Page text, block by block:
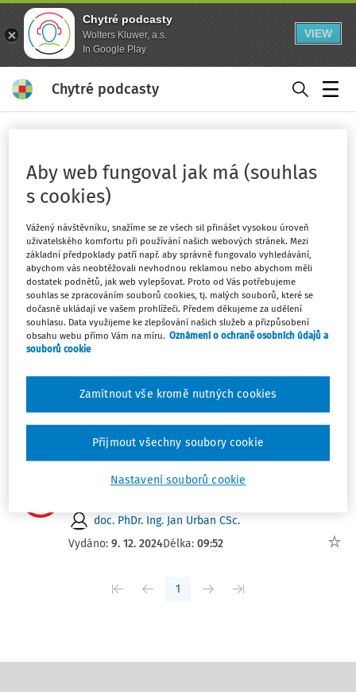
Chytré podcasty
Wolters Kluwer, a.s.
In Google Play
VIEW
Chytré podcasty
influencer - strana 1
Sledovat klíčové slovo
Filtr
Počet vyhledaných dokumentů:2
Řadit podle: Nejnovější Nejstarší
DAŇOVÉ A ÚČETNÍ AKTUALITY
11/2026 (9.-15.3.)
Tým DAUČ
Vydáno:18. 3. 2026Délka:08:30
VÝKLAD PRAXE
doc. PhDr. Ing. Jan Urban CSc.
Vydáno: 9. 12. 2024Délka: 09:52
1
Aby web fungoval jak má (souhlas
s cookies)
Vážený návštěvníku, snažíme se ze všech sil přinášet vysokou úroveň
uživatelského komfortu při používání našich webových stránek. Mezi
základní předpoklady patří např. aby správně fungovalo vyhledávání,
abychom vás neobtěžovali nevhodnou reklamou nebo abychom měli
dostatek podnětů, jak web vylepšovat. Proto od Vás potřebujeme
souhlas se zpracováním souborů cookies, tj. malých souborů, které se
dočasně ukládají ve vašem prohlížeči. Předem děkujeme za udělení
souhlasu. Data využijeme ke zlepšování našich služeb a přizpůsobení
obsahu webu přímo Vám na míru. Oznámení o ochraně osobních údajů a
souborů cookie
Nastavení souborů cookie
Zamítnout vše kromě nutných cookies
Přijmout všechny soubory cookie